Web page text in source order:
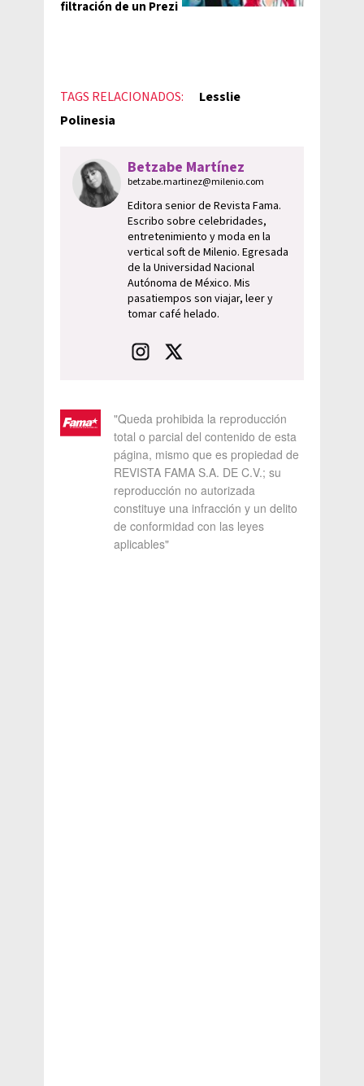
filtración de un Prezi
TAGS RELACIONADOS:
Lesslie
Polinesia
Betzabe Martínez
betzabe.martinez@milenio.com
Editora senior de Revista Fama.
Escribo sobre celebridades,
entretenimiento y moda en la
vertical soft de Milenio. Egresada
de la Universidad Nacional
Autónoma de México. Mis
pasatiempos son viajar, leer y
tomar café helado.
"Queda prohibida la reproducción
total o parcial del contenido de esta
página, mismo que es propiedad de
REVISTA FAMA S.A. DE C.V.; su
reproducción no autorizada
constituye una infracción y un delito
de conformidad con las leyes
aplicables"